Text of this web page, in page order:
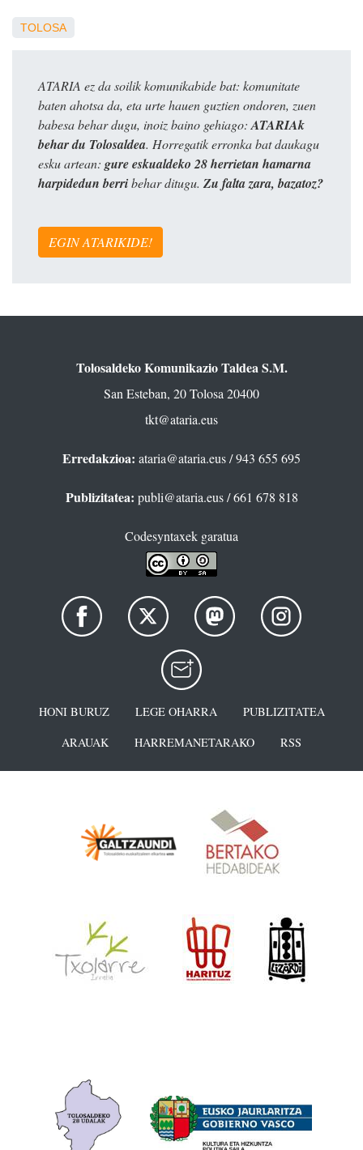
TOLOSA
ATARIA ez da soilik komunikabide bat: komunitate
baten ahotsa da, eta urte hauen guztien ondoren, zuen
babesa behar dugu, inoiz baino gehiago: ATARIAk
behar du Tolosaldea. Horregatik erronka bat daukagu
esku artean: gure eskualdeko 28 herrietan hamarna
harpidedun berribehar ditugu. Zu falta zara, bazatoz?
EGIN ATARIKIDE!
Tolosaldeko Komunikazio Taldea S.M.
San Esteban, 20 Tolosa 20400
tkt@ataria.eus
Erredakzioa: ataria@ataria.eus/ 943 655 695
Publizitatea: publi@ataria.eus/ 661 678 818
Codesyntaxek garatua
HONI BURUZ LEGE OHARRA
PUBLIZITATEA
ARAUAK
HARREMANETARAKO RSS